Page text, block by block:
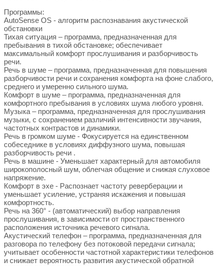
Программы:
AutoSense OS - алгоритм распознавания акустической
обстановки
Тихая ситуация – программа, предназначенная для
пребывания в тихой обстановке; обеспечивает
максимальный комфорт прослушивания и разборчивость
речи.
Речь в шуме – программа, предназначенная для повышения
разборчивости речи и сохранения комфорта на фоне слабого,
среднего и умеренно сильного шума.
Комфорт в шуме – программа, предназначенная для
комфортного пребывания в условиях шума любого уровня.
Музыка – программа, предназначенная для прослушивания
музыки, с сохранением различий интенсивности звучания,
частотных контрастов и динамики.
Речь в громком шуме - Фокусируется на единственном
собеседнике в условиях диффузного шума, повышая
разборчивость речи .
Речь в машине - Уменьшает характерный для автомобиля
широкополосный шум, облегчая общение и снижая слуховое
напряжение.
Комфорт в эхе - Распознает частоту реверберации и
уменьшает усиление, устраняя искажения и повышая
комфортность.
Речь на 360° - (автоматический) выбор направления
прослушивания, в зависимости от пространственного
расположения источника речевого сигнала.
Акустический телефон – программа, предназначенная для
разговора по телефону без потоковой передачи сигнала;
учитывает особенности частотной характеристики телефонов
и снижает вероятность развития акустической обратной